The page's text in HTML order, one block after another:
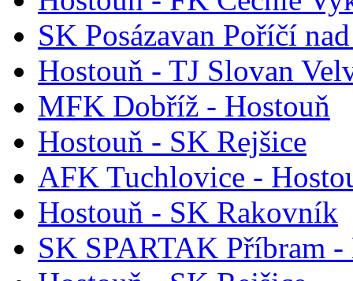
SK Posázavan Poříčí
Hostouň - TJ Slovan
MFK Dobříž - Hostouň
Hostouň - SK Rejšice
AFK Tuchlovice -
Hostouň - SK Rakovník
SK SPARTAK Příbram -